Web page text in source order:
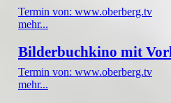
Termin von: www.oberberg.tv
mehr...
Bilderbuchkino mit
Termin von: www.oberberg.tv
mehr...